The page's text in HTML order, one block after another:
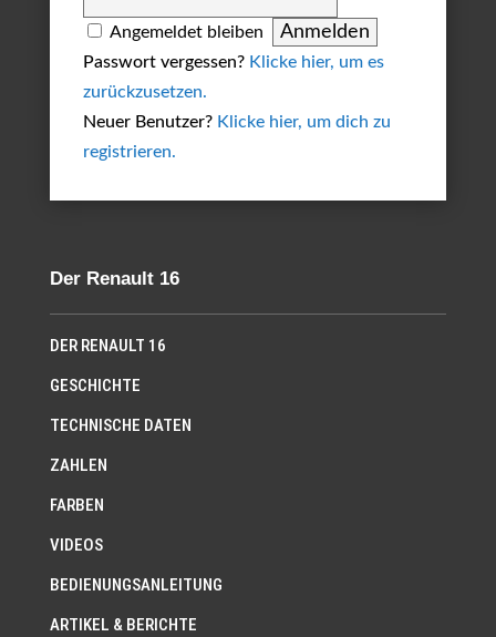
Angemeldet bleiben
Passwort vergessen? Klicke hier, um es
zurückzusetzen.
Neuer Benutzer? Klicke hier, um dich zu
registrieren.
Der Renault 16
DER RENAULT 16
GESCHICHTE
TECHNISCHE DATEN
ZAHLEN
FARBEN
VIDEOS
BEDIENUNGSANLEITUNG
ARTIKEL & BERICHTE